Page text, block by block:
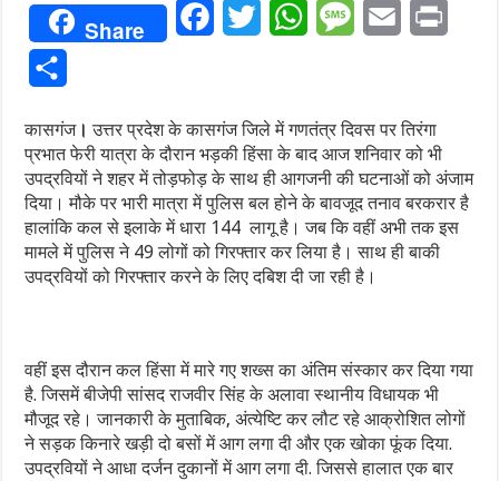
Share FacebookTwitterWhatsAppMessageEmail
कासगंज। उत्तर प्रदेश के कासगंज जिले में गणतंत्र दिवस पर तिरंगा
प्रभात फेरी यात्रा के दौरान भड़की हिंसा के बाद आज शनिवार को भी
उपद्रवियों ने शहर में तोड़फोड़ के साथ ही आगजनी की घटनाओं को अंजाम
दिया। मौके पर भारी मात्रा में पुलिस बल होने के बावजूद तनाव बरकरार है
हालांकि कल से इलाके में धारा 144 लागू है। जब कि वहीं अभी तक इस
मामले में पुलिस ने 49 लोगों को गिरफ्तार कर लिया है। साथ ही बाकी
उपद्रवियों को गिरफ्तार करने के लिए दबिश दी जा रही है।
वहीं इस दौरान कल हिंसा में मारे गए शख्स का अंतिम संस्कार कर दिया गया
है. जिसमें बीजेपी सांसद राजवीर सिंह के अलावा स्थानीय विधायक भी
मौजूद रहे। जानकारी के मुताबिक, अंत्येष्टि कर लौट रहे आक्रोशित लोगों
ने सड़क किनारे खड़ी दो बसों में आग लगा दी और एक खोका फूंक दिया.
उपद्रवियों ने आधा दर्जन दुकानों में आग लगा दी. जिससे हालात एक बार